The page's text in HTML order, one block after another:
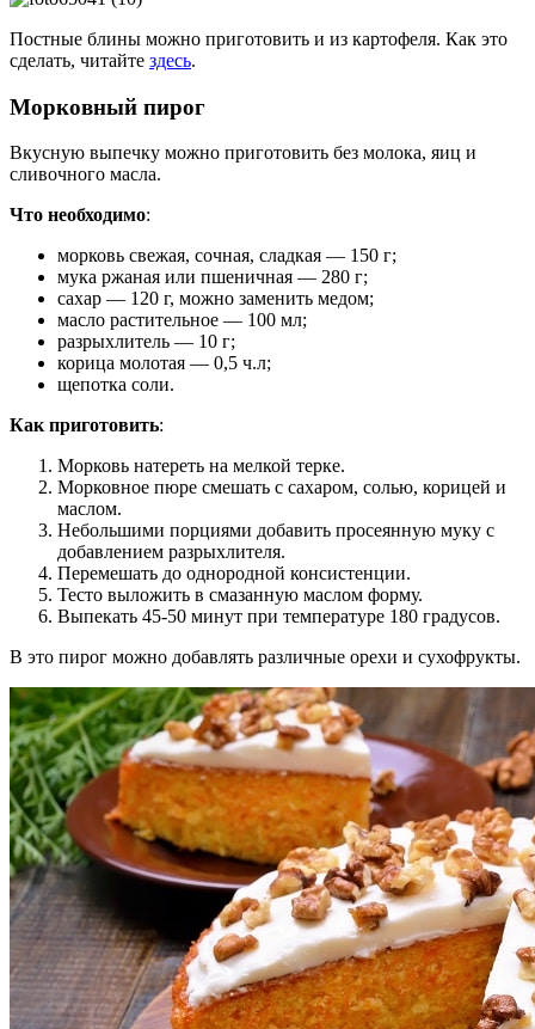
Постные блины можно приготовить и из картофеля. Как это
сделать, читайте здесь.
Морковный пирог
Вкусную выпечку можно приготовить без молока, яиц и
сливочного масла.
Что необходимо:
морковь свежая, сочная, сладкая — 150 г;
мука ржаная или пшеничная — 280 г;
сахар — 120 г, можно заменить медом;
масло растительное — 100 мл;
разрыхлитель — 10 г;
корица молотая — 0,5 ч.л;
щепотка соли.
Как приготовить:
Морковь натереть на мелкой терке.
Морковное пюре смешать с сахаром, солью, корицей и
маслом.
Небольшими порциями добавить просеянную муку с
добавлением разрыхлителя.
Перемешать до однородной консистенции.
Тесто выложить в смазанную маслом форму.
Выпекать 45-50 минут при температуре 180 градусов.
В это пирог можно добавлять различные орехи и сухофрукты.